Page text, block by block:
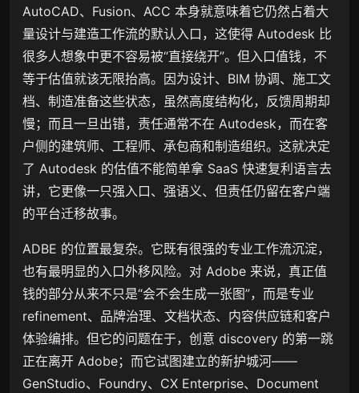
AutoCAD、Fusion、ACC 本身就意味着它仍然占着大
量设计与建造工作流的默认入口，这使得 Autodesk 比
很多人想象中更不容易被“直接绕开”。但入口值钱，不
等于估值就该无限抬高。因为设计、BIM 协调、施工文
档、制造准备这些状态，虽然高度结构化，反馈周期却
慢；而且一旦出错，责任通常不在 Autodesk，而在客
户侧的建筑师、工程师、承包商和制造组织。这就决定
了 Autodesk 的估值不能简单拿 SaaS 快速复利语言去
讲，它更像一只强入口、强语义、但责任仍留在客户端
的平台迁移故事。
ADBE 的位置最复杂。它既有很强的专业工作流沉淀，
也有最明显的入口外移风险。对 Adobe 来说，真正值
钱的部分从来不只是“会不会生成一张图”，而是专业
refinement、品牌治理、文档状态、内容供应链和客户
体验编排。但它的问题在于，创意 discovery 的第一跳
正在离开 Adobe；而它试图建立的新护城河——
GenStudio、Foundry、CX Enterprise、Document